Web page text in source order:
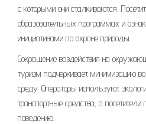
с которыми они сталкиваются.
образовательных программах и
инициативами по охране природы.
Сокращение воздействия на
туризм подчеркивает минимизацию
среду. Операторы используют
транспортные средства, а
поведению.